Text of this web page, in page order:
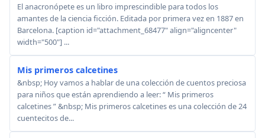
El anacronópete es un libro imprescindible para todos los
amantes de la ciencia ficción. Editada por primera vez en 1887 en
Barcelona. [caption id="attachment_68477" align="aligncenter"
width="500"] ...
Mis primeros calcetines
&nbsp; Hoy vamos a hablar de una colección de cuentos preciosa
para niños que están aprendiendo a leer: “ Mis primeros
calcetines ” &nbsp; Mis primeros calcetines es una colección de 24
cuentecitos de...